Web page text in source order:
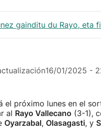
gainditu du Rayo, eta
16/01/2025 -
el próximo lunes en el
al Rayo Vallecano (3-1),
Oyarzabal, Olasagasti, y